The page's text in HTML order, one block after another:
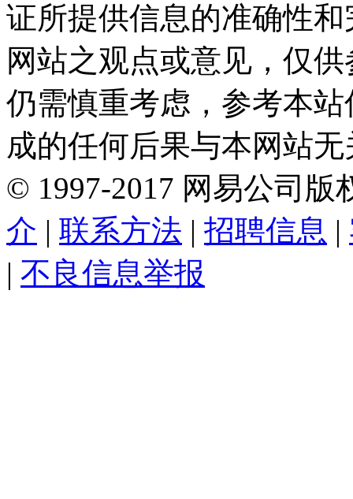
证所提供信息的准确性
网站之观点或意见，仅
仍需慎重考虑，参考本
成的任何后果与本网站
© 1997-2017 网易公司版
介 | 联系方法 | 招聘信息 |
| 不良信息举报